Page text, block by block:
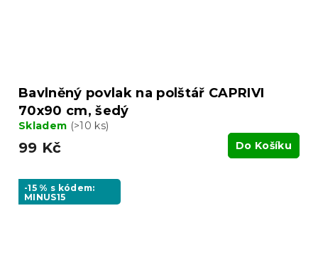
Bavlněný povlak na polštář CAPRIVI
70x90 cm, šedý
Skladem (>10 ks)
99 Kč Do Košíku
-15 % s kódem:
MINUS15